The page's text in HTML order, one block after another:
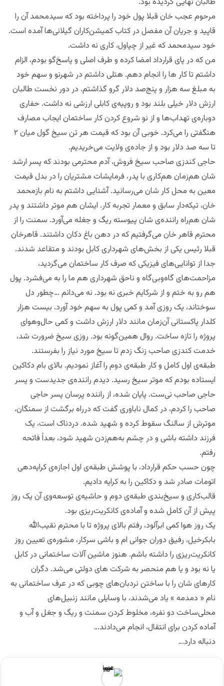
مرحوم عجب خان قبلا پول خود را پرداخته بود که سیدمحمد آن را
قاپید و جریان آن مفصل در کتاب کمیشن‌کاران گیلانی‌ها آمده است.
خود سیدمحمد که غیر از چپاول، کاری نه داشت.
من که در پای قرارداد امضا کرده و طرف اصلی و پاسخ‌گو بودم، الزام
داشتم تا کار ها را انجام دهم. هتلی داشتم در شهرنو و سهم خود
به مبلغ سه هزار و پنج‌صد دلار گرو گذاشتم. در دور نخست طالبان
ارزش دلار خیلی بلند بود و روپیه‌ی کابلی ارزشی نه داشت. حفاری
دوباره‌‌ی تهداب‌ها و از نو شروع کردن کار ساختمان ایجاب مصارف
هنگفتی را می‌کرد. خوبی آن بود که قیمت هر تن سیخ گول میان ۲
تا سه صد دلار بود و از جاده‌ی ولایت می‌خریدیم.
حاجی کندزی صاحب سیخ فروش، آدم محترمی بودند که پسر ارشد
شان هم‌زمان هم‌کاری با پدر، فرمایشات مشتریان را در بدل قیمت
معین به محل کار شان می‌رسانید. آشنایی داشتم به نام بازمحمد
خان، تیکه‌دار سابق و معمار تجربه کار. ایشان هم موتر داشتند و پدر
شان هم‌راه راننده‌ی شان پیوسته ریگ و جغله می‌آورد. سمنت را از
محترم قاهر خان می‌گرفتیم که در دهن باغ دکان داشتند. قاهرخان
قبلا رئیس یکی از بخش‌های شهرداری کابل بودند و‌ متقاعد شدند.
جدا از توانایی‌های فیزیکی که صرف کار ساختمان می‌‌‌گردید،
مزاحمت‌های گاه‌وبی‌گاه و ناحق شهرداری هم ما را به می‌فشرد. پول
هم رو به ختم و از شرکایم خبری نه بود. نه می‌دانم …چطور دل
سوختاند، یک روزی آمد و کمی پول به سهم خود آورد. بیست هزار
کلدار پاکستانی آن‌زمان مانند دلار ارزش داشت و کمی حال‌وهوای
پروژه را تازه ساخت. روال همین‌گونه بود. روزی سیخ ضرورت شد،
خدمت کندزی صاحب زنگ زدم تا سیخ مورد نیاز را بفرستند.
طبقه‌ی اول کامل و کار طبقه‌ی دوم را آغاز نمودیم. بالای بام دکاکین
ایستاده بودم که موتر سیخ رسید. دیدم راننده‌ی جدید‌ست و پسر
حاجی صاحب نی‌ست. پایان شده، از راننده پرسان پسر حاجی
صاحب را کردم، در کمال ناباوری گفت که درراه برگشت از سمنگان،
موترش از سالنگ سقوط کرده و شهید شده. دردناک است، یک
فرزند داشته باشی و در چشم به‌هم‌زدن شهید شود، بعداً فاتحه
رفتم.
چون حسب حکم قرارداد، با پوشش طبقه‌‌ی اول اجازه‌ی کرایه‌دهی
اتومات صادر شد و دکاکین را به کرایه دادیم.
قالب‌کاری و سیخ‌بندی طبقه‌ی دوم و حاشیه‌ی توسعه‌وی آن یک روز
پیش از آن کامل شده و آماده‌ی کانکریت‌ریزی بود.
یک روز هوا کمی ابرآلود، رفتم بالای پروژه تا با محترم نقیب‌الله
بابکرخیل، رفیق دوران جوانی ام و باشی سرکار، مشوره‌ی تعیین روز
کانکریت‌ریزی را داشته باشم. هنوز ماشین آلات ساختمانی در کابل
یا نه بود و یا هم منحصر به شرکت های دولتی می‌شد. دگران
کارهای شان را با ساختن نردبان‌های چوبی که در عرف ساختمانی به
نام « دمدمه » یاد می‌شدند، با وسایلی مانند زنبیل‌های
محلی‌ساخت دو نفره، مخلوط کردن سمنت و ریگ و جغل و آب و
آماده کردن برای انتقال، انجام می‌دادند…
دنباله دارد…